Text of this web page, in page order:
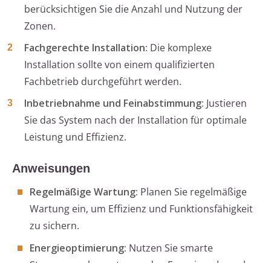
berücksichtigen Sie die Anzahl und Nutzung der
Zonen.
Fachgerechte Installation: Die komplexe
Installation sollte von einem qualifizierten
Fachbetrieb durchgeführt werden.
Inbetriebnahme und Feinabstimmung: Justieren
Sie das System nach der Installation für optimale
Leistung und Effizienz.
Anweisungen
Regelmäßige Wartung: Planen Sie regelmäßige
Wartung ein, um Effizienz und Funktionsfähigkeit
zu sichern.
Energieoptimierung: Nutzen Sie smarte